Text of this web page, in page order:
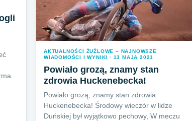
AKTUALNOŚCI ŻUŻLOWE – NAJNOWSZE
WIADOMOŚCI I WYNIKI · 13 MAJA 2021
Powiało grozą, znamy stan
zdrowia Huckenebecka!
Powiało grozą, znamy stan zdrowia
Huckenebecka! Środowy wieczór w lidze
Duńskiej był wyjątkowo pechowy, W meczu